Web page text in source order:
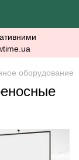
оборудование